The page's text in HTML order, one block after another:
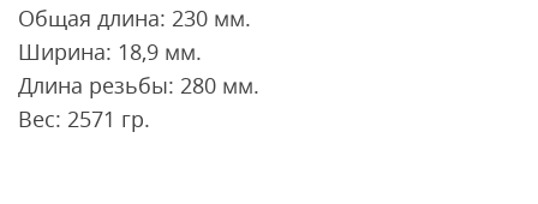
Общая длина: 230 мм.
Ширина: 18,9 мм.
Длина резьбы: 280 мм.
Вес: 2571 гр.